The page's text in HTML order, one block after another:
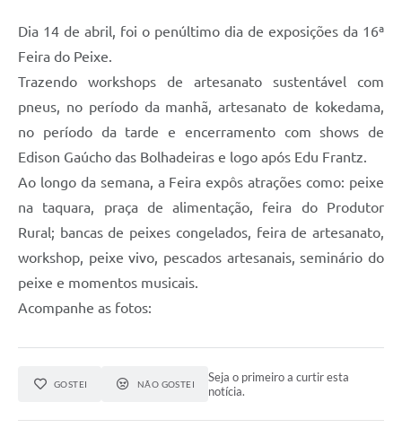
Dia 14 de abril, foi o penúltimo dia de exposições da 16ª
Feira do Peixe.
Trazendo workshops de artesanato sustentável com
pneus, no período da manhã, artesanato de kokedama,
no período da tarde e encerramento com shows de
Edison Gaúcho das Bolhadeiras e logo após Edu Frantz.
Ao longo da semana, a Feira expôs atrações como: peixe
na taquara, praça de alimentação, feira do Produtor
Rural; bancas de peixes congelados, feira de artesanato,
workshop, peixe vivo, pescados artesanais, seminário do
peixe e momentos musicais.
Acompanhe as fotos:
GOSTEI NÃO GOSTEI
Seja o primeiro a curtir esta
notícia.